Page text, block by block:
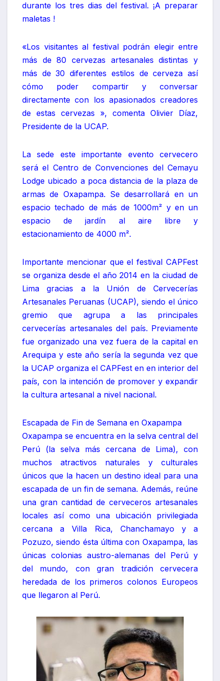
durante los tres dias del festival. ¡A preparar
maletas !
«Los visitantes al festival podrán elegir entre
más de 80 cervezas artesanales distintas y
más de 30 diferentes estilos de cerveza así
cómo poder compartir y conversar
directamente con los apasionados creadores
de estas cervezas », comenta Olivier Díaz,
Presidente de la UCAP.
La sede este importante evento cervecero
será el Centro de Convenciones del Cemayu
Lodge ubicado a poca distancia de la plaza de
armas de Oxapampa. Se desarrollará en un
espacio techado de más de 1000m² y en un
espacio de jardín al aire libre y
estacionamiento de 4000 m².
Importante mencionar que el festival CAPFest
se organiza desde el año 2014 en la ciudad de
Lima gracias a la Unión de Cervecerías
Artesanales Peruanas (UCAP), siendo el único
gremio que agrupa a las principales
cervecerías artesanales del país. Previamente
fue organizado una vez fuera de la capital en
Arequipa y este año sería la segunda vez que
la UCAP organiza el CAPFest en en interior del
país, con la intención de promover y expandir
la cultura artesanal a nivel nacional.
Escapada de Fin de Semana en Oxapampa
Oxapampa se encuentra en la selva central del
Perú (la selva más cercana de Lima), con
muchos atractivos naturales y culturales
únicos que la hacen un destino ideal para una
escapada de un fin de semana. Además, reúne
una gran cantidad de cerveceros artesanales
locales así como una ubicación privilegiada
cercana a Villa Rica, Chanchamayo y a
Pozuzo, siendo ésta última con Oxapampa, las
únicas colonias austro-alemanas del Perú y
del mundo, con gran tradición cervecera
heredada de los primeros colonos Europeos
que llegaron al Perú.